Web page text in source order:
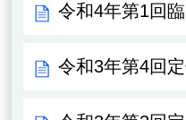
令和4年第1回
令和3年第4回